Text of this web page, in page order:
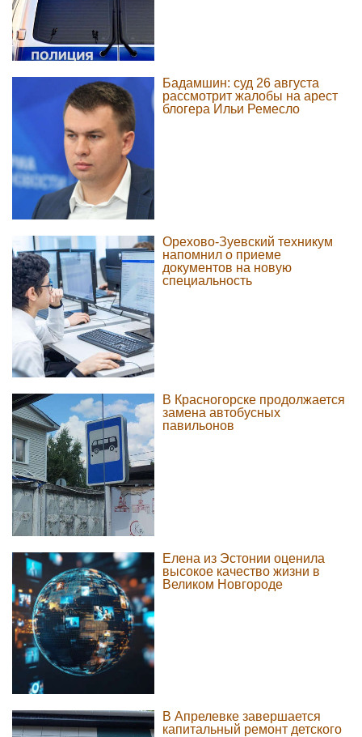
Бадамшин: суд 26 августа
рассмотрит жалобы на арест
блогера Ильи Ремесло
Орехово-Зуевский техникум
напомнил о приеме
документов на новую
специальность
В Красногорске продолжается
замена автобусных
павильонов
Елена из Эстонии оценила
высокое качество жизни в
Великом Новгороде
В Апрелевке завершается
капитальный ремонт детского